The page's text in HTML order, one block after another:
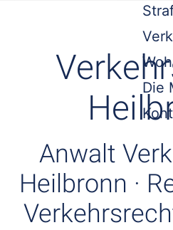
Die
Anwalt
Heilbronn ·